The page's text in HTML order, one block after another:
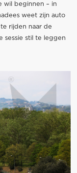
wil beginnen – in
weet zijn auto
rijden naar de
sessie stil te leggen